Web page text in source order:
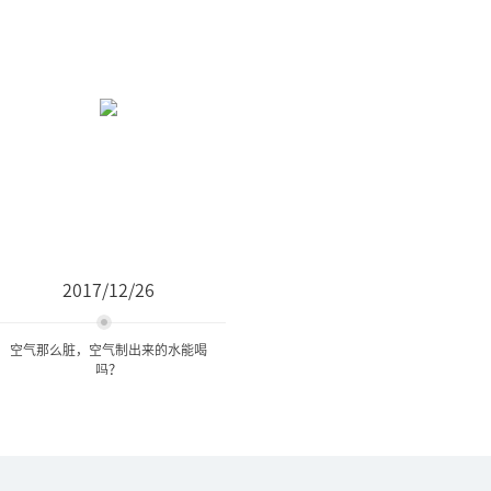
2017/12/26
空气那么脏，空气制出来的水能喝
吗？